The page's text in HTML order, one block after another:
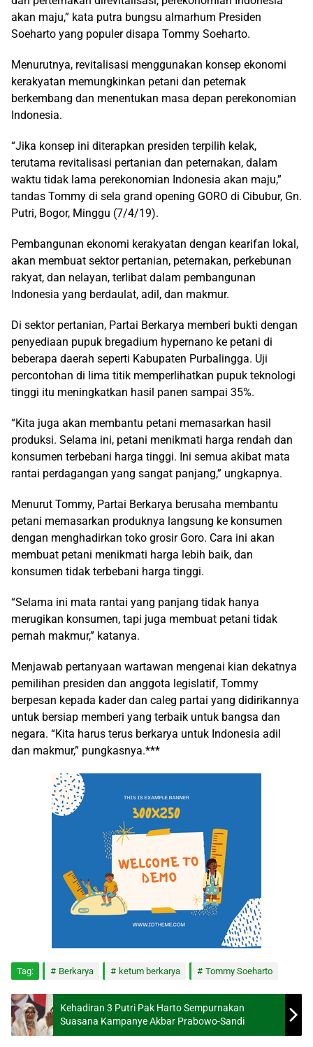
akan maju,” kata putra bungsu almarhum Presiden
Soeharto yang populer disapa Tommy Soeharto.
Menurutnya, revitalisasi menggunakan konsep ekonomi
kerakyatan memungkinkan petani dan peternak
berkembang dan menentukan masa depan perekonomian
Indonesia.
“Jika konsep ini diterapkan presiden terpilih kelak,
terutama revitalisasi pertanian dan peternakan, dalam
waktu tidak lama perekonomian Indonesia akan maju,”
tandas Tommy di sela grand opening GORO di Cibubur, Gn.
Putri, Bogor, Minggu (7/4/19).
Pembangunan ekonomi kerakyatan dengan kearifan lokal,
akan membuat sektor pertanian, peternakan, perkebunan
rakyat, dan nelayan, terlibat dalam pembangunan
Indonesia yang berdaulat, adil, dan makmur.
Di sektor pertanian, Partai Berkarya memberi bukti dengan
penyediaan pupuk bregadium hypernano ke petani di
beberapa daerah seperti Kabupaten Purbalingga. Uji
percontohan di lima titik memperlihatkan pupuk teknologi
tinggi itu meningkatkan hasil panen sampai 35%.
“Kita juga akan membantu petani memasarkan hasil
produksi. Selama ini, petani menikmati harga rendah dan
konsumen terbebani harga tinggi. Ini semua akibat mata
rantai perdagangan yang sangat panjang,” ungkapnya.
Menurut Tommy, Partai Berkarya berusaha membantu
petani memasarkan produknya langsung ke konsumen
dengan menghadirkan toko grosir Goro. Cara ini akan
membuat petani menikmati harga lebih baik, dan
konsumen tidak terbebani harga tinggi.
“Selama ini mata rantai yang panjang tidak hanya
merugikan konsumen, tapi juga membuat petani tidak
pernah makmur,” katanya.
Menjawab pertanyaan wartawan mengenai kian dekatnya
pemilihan presiden dan anggota legislatif, Tommy
berpesan kepada kader dan caleg partai yang didirikannya
untuk bersiap memberi yang terbaik untuk bangsa dan
negara. “Kita harus terus berkarya untuk Indonesia adil
dan makmur,” pungkasnya.***
Tag: Berkarya ketum berkarya Tommy Soeharto
Kehadiran 3 Putri Pak Harto Sempurnakan
Suasana Kampanye Akbar Prabowo-Sandi